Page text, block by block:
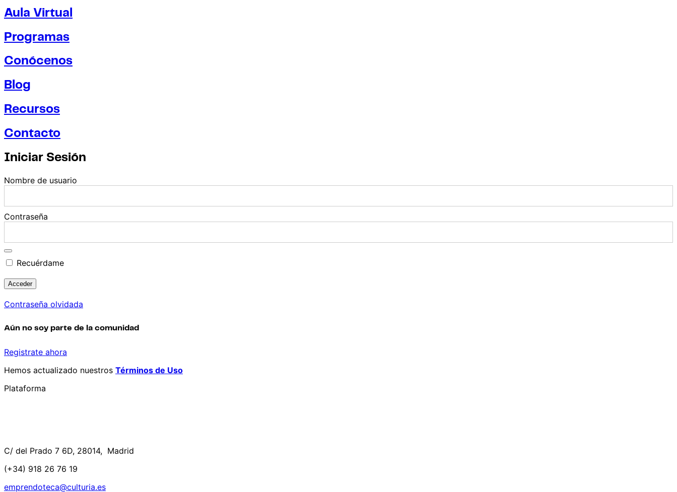
Aula Virtual
Programas
Conócenos
Blog
Recursos
Contacto
Iniciar Sesión
Nombre de usuario
Contraseña
Recuérdame
Contraseña olvidada
Aún no soy parte de la comunidad
Registrate ahora
Hemos actualizado nuestros Términos de Uso
Plataforma
C/ del Prado 7 6D, 28014, Madrid
(+34) 918 26 76 19
emprendoteca@culturia.es